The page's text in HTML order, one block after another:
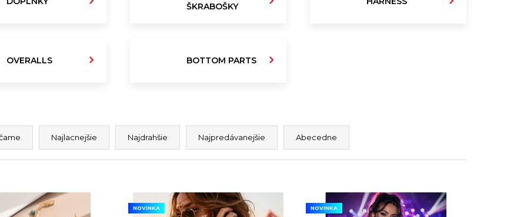
ŠKRABOŠKY
OVERALLS BOTTOM PARTS
Najlacnejšie Najdrahšie Najpredávanejšie Abecedne
NOVINKA NOVINKA
€20